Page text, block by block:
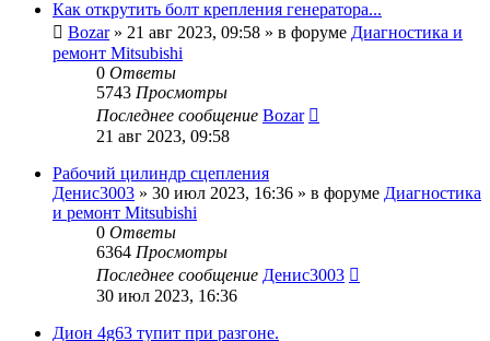
Как открутить болт крепления генератора...
Bozar» 21 авг 2023, 09:58 » в форуме Диагностика и
ремонт Mitsubishi
0 Ответы
5743 Просмотры
Последнее сообщение Bozar
21 авг 2023, 09:58
Рабочий цилиндр сцепления
Денис3003 » 30 июл 2023, 16:36 » в форуме Диагностика
и ремонт Mitsubishi
0 Ответы
6364 Просмотры
Последнее сообщение Денис3003
30 июл 2023, 16:36
Дион 4g63 тупит при разгоне.